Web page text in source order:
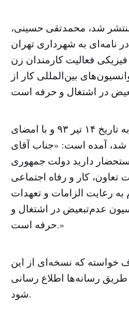
شد، محمدتقی حسینی،
نامه‌ای به شهرداری تهران
فعالیت کارمندان زن
بین‌المللی کار از
به گزارش خبرگزاری ایلنا، در این نامه با شماره ٧۵۴٨٧ به تاریخ ١۴ تیر ٩٣ و با امضای
آمده است: «جناب آقای
دارید دولت جمهوری
تعاون، کار و رفاه اجتماعی
رعایت الزامات و تعهدات
عدم‌تبعیض در اشتغال و
حرفه است.»
خواسته که نسخه‌ای از این
رسانه‌ها اطلاع رسانی
شود.